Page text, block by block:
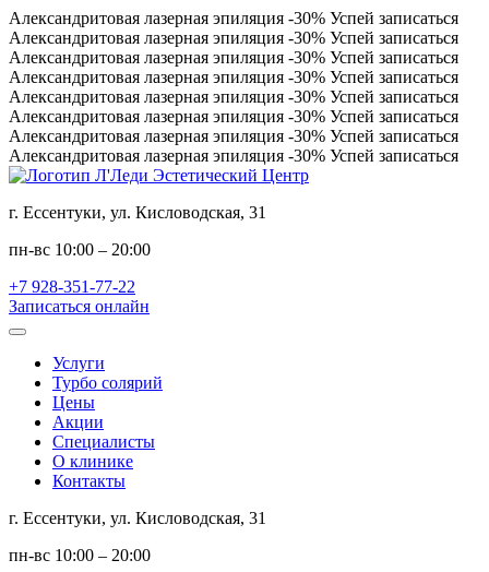
Александритовая лазерная эпиляция -30% Успей записаться
Александритовая лазерная эпиляция -30% Успей записаться
Александритовая лазерная эпиляция -30% Успей записаться
Александритовая лазерная эпиляция -30% Успей записаться
Александритовая лазерная эпиляция -30% Успей записаться
Александритовая лазерная эпиляция -30% Успей записаться
Александритовая лазерная эпиляция -30% Успей записаться
Александритовая лазерная эпиляция -30% Успей записаться
г. Ессентуки, ул. Кисловодская, 31
пн-вс 10:00 – 20:00
+7 928-351-77-22
Записаться онлайн
Услуги
Турбо солярий
Цены
Акции
Специалисты
О клинике
Контакты
г. Ессентуки, ул. Кисловодская, 31
пн-вс 10:00 – 20:00